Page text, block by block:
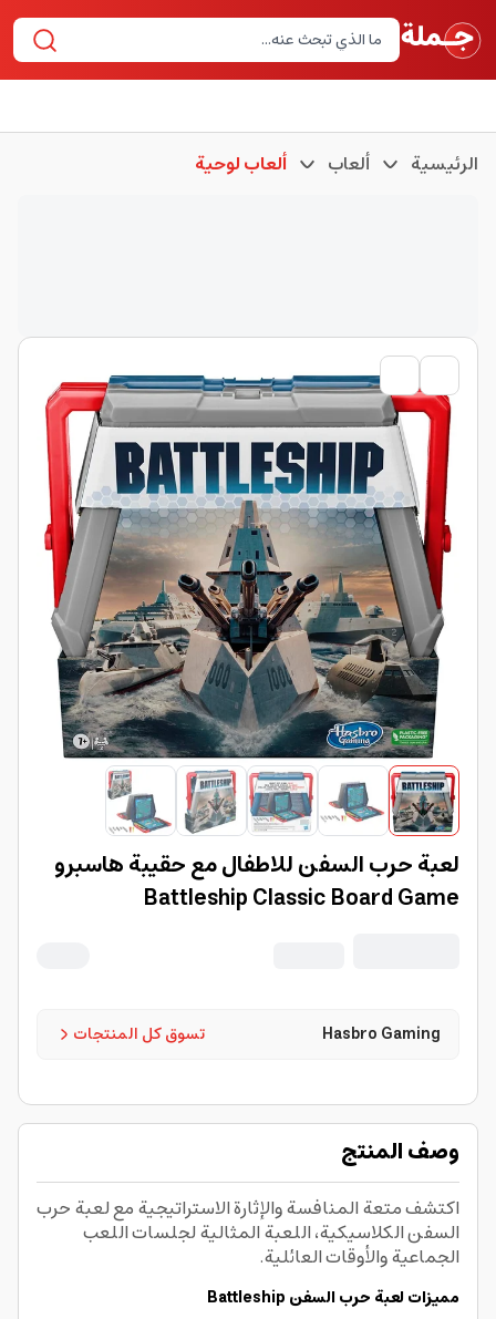
الرئيسية ألعاب ألعاب لوحية
لعبة حرب السفن للاطفال مع حقيبة هاسبرو
Battleship Classic Board Game
تسوق كل المنتجات Hasbro Gaming
وصف المنتج
اكتشف متعة المنافسة والإثارة الاستراتيجية مع لعبة حرب
السفن الكلاسيكية، اللعبة المثالية لجلسات اللعب
الجماعية والأوقات العائلية.
مميزات لعبة حرب السفن Battleship